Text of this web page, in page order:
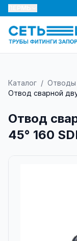
Каталог / Отводы
Отвод сварной
Отвод
45° 160